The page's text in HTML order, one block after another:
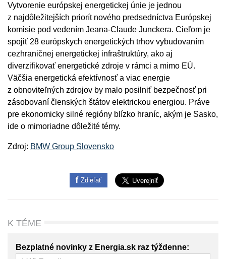
Vytvorenie európskej energetickej únie je jednou
z najdôležitejších priorít nového predsedníctva Európskej
komisie pod vedením Jeana-Claude Junckera. Cieľom je
spojiť 28 európskych energetických trhov vybudovaním
cezhraničnej energetickej infraštruktúry, ako aj
diverzifikovať energetické zdroje v rámci a mimo EÚ.
Väčšia energetická efektívnosť a viac energie
z obnoviteľných zdrojov by malo posilniť bezpečnosť pri
zásobovaní členských štátov elektrickou energiou. Práve
pre ekonomicky silné regióny blízko hraníc, akým je Sasko,
ide o mimoriadne dôležité témy.
Zdroj: BMW Group Slovensko
Zdieľať
K TÉME
Bezplatné novinky z Energia.sk raz týždenne: